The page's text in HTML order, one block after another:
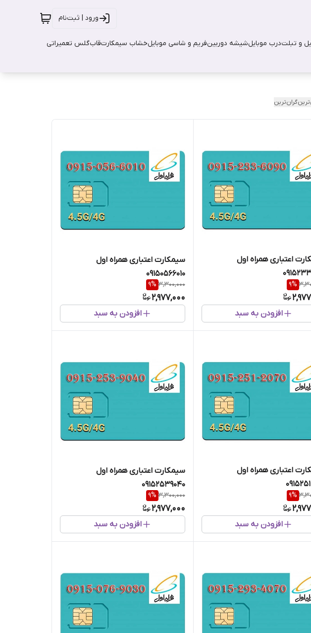
ورود | ثبت‌نام
و تبلتدرب موبایلشیشه دوربینفریم و شاسی موبایلخشاب سیمکارتقابگلس تعمیراتی
گران‌ترین
اعتباری همراه اول
9%
افزودن به سبد
سیمکارت اعتباری همراه اول
09150566010
3,300,000
9%
2,977,000
افزودن به سبد
اعتباری همراه اول
9%
افزودن به سبد
سیمکارت اعتباری همراه اول
09152539040
3,300,000
9%
2,977,000
افزودن به سبد